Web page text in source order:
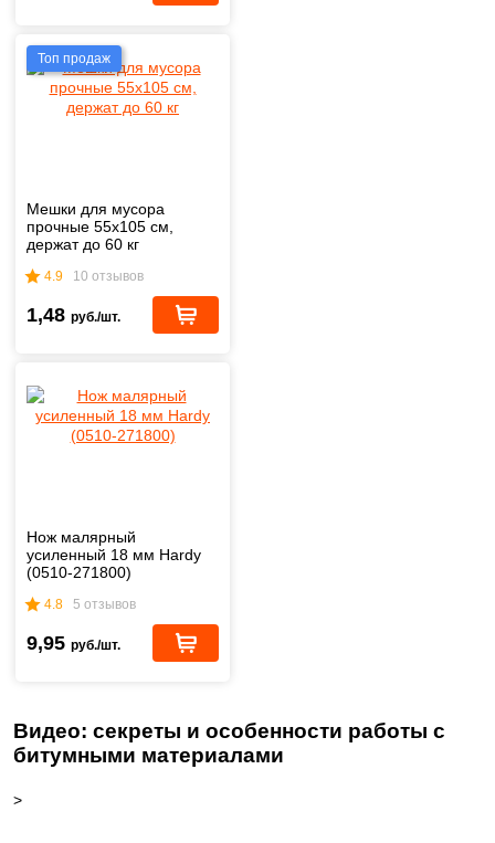
Топ продаж
Мешки для мусора
прочные 55х105 см,
держат до 60 кг
4.9 10 отзывов
1,48 руб./шт.
Нож малярный
усиленный 18 мм Hardy
(0510-271800)
4.8 5 отзывов
9,95 руб./шт.
Видео: секреты и особенности работы с
битумными материалами
>